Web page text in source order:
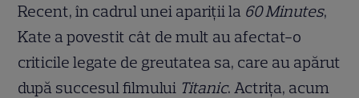
Recent, în cadrul unei apariții la 60 Minutes,
Kate a povestit cât de mult au afectat-o
criticile legate de greutatea sa, care au apărut
după succesul filmului Titanic. Actrița, acum